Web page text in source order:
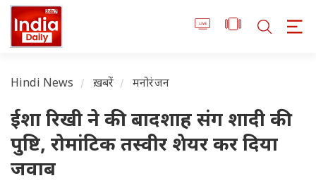
Hindi News ख़बरें मनोरंजन
ईशा रिखी ने की बादशाह संग शादी की
पुष्टि, रोमांटिक तस्वीर शेयर कर दिया
जवाब